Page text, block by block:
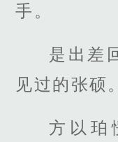
手。
是出差
见过的张硕。
方以珀